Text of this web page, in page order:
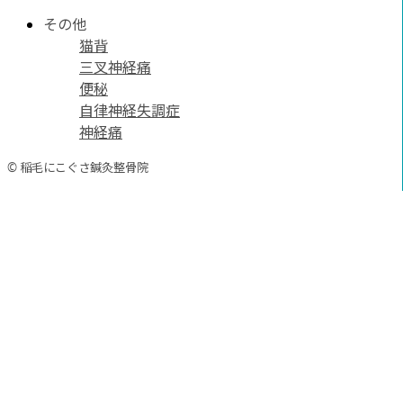
その他
猫背
三叉神経痛
便秘
自律神経失調症
神経痛
© 稲毛にこぐさ鍼灸整骨院